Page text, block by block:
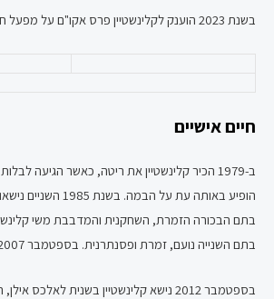
בשנת 2023 הוענק לקלינשטיין פרס אקו"ם על מפעל חיים ע"ש אהוד מנור
חיים אישיים
ב-1979 הכיר קלינשטיין את ריטה, כאשר הגיעה
הופיע באותה עת על הבמה. בשנת 1985 השניים נישאו.
בתם השנייה נועם, זמרת ופסנתרנית. בספטמבר 2007 השניים התגרשו.